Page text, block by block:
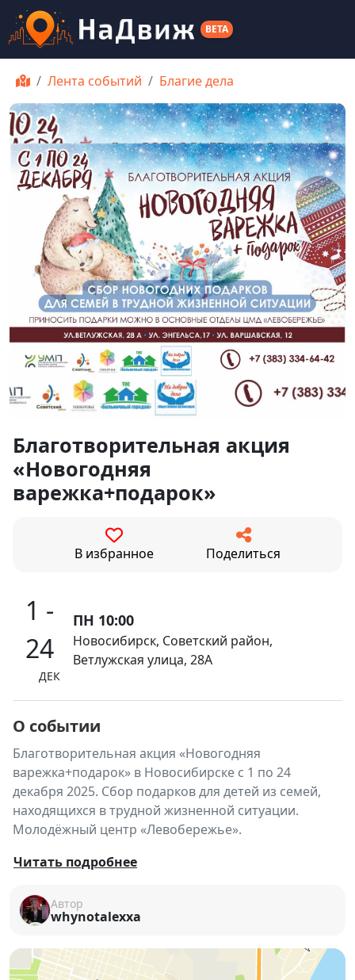
BETA
Лента событий Благие дела
Благотворительная акция
«Новогодняя
варежка+подарок»
В избранное Поделиться
1 -
24
ДЕК
ПН 10:00
Новосибирск, Советский район,
Ветлужская улица, 28А
О событии
Благотворительная акция «Новогодняя
варежка+подарок» в Новосибирске с 1 по 24
декабря 2025. Сбор подарков для детей из семей,
находящихся в трудной жизненной ситуации.
Молодёжный центр «Левобережье».
🎄Благотворительная акция «Новогодняя
Говорят, под Новый год сбываются чудеса ✨
Каждый из нас может стать волшебником и
подарить радость ребёнку из семьи, которая
нуждается в поддержке! 💖
Читать подробнее
Автор
whynotalexxa